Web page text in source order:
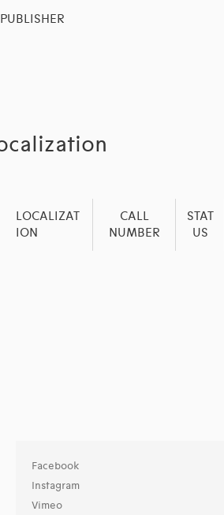
PUBLISHER
LOCALIZAT
ION
CALL
NUMBER
STAT
US
Facebook
Instagram
Vimeo